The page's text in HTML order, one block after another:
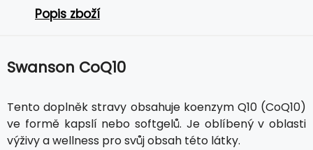
Popis zboží
Swanson CoQ10
Tento doplněk stravy obsahuje koenzym Q10 (CoQ10)
ve formě kapslí nebo softgelů. Je oblíbený v oblasti
výživy a wellness pro svůj obsah této látky.